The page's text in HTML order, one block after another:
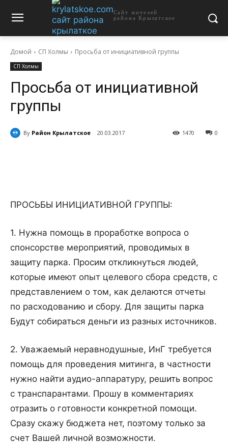
Сайт жителей
района Крылатское
Домой СП Холмы Просьба от инициативной группы
СП Холмы
Просьба от инициативной
группы
By Район Крылатское 20.03.2017 0
1470
ПРОСЬБЫ ИНИЦИАТИВНОЙ ГРУППЫ:
1. Нужна помощь в проработке вопроса о
спонсорстве мероприятий, проводимых в
защиту парка. Просим откликнуться людей,
которые имеют опыт целевого сбора средств, с
представлением о том, как делаются отчеты
по расходованию и сбору. Для защиты парка
Будут собираться деньги из разных источников.
2. Уважаемый неравнодушные, ИнГ требуется
помощь для проведения митинга, в частности
нужно найти аудио-аппаратуру, решить вопрос
с транспарантами. Прошу в комментариях
отразить о готовности конкретной помощи.
Сразу скажу бюджета нет, поэтому только за
счет Вашей личной возможности.